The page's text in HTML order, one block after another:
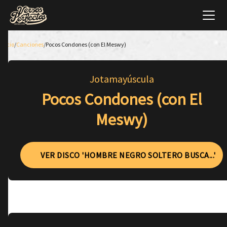
Inicio/Canciones/Pocos Condones (con El Meswy)
Jotamayúscula
Pocos Condones (con El
Meswy)
VER DISCO 'HOMBRE NEGRO SOLTERO BUSCA...'